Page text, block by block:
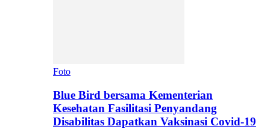
Foto
Blue Bird bersama Kementerian
Kesehatan Fasilitasi Penyandang
Disabilitas Dapatkan Vaksinasi Covid-19